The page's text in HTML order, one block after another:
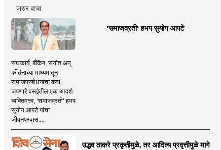
जरुर वाचा
'समाजव्रती' हभप सुयोग आपटे
संघकार्य, बँकिंग, संगीत अन्
कीर्तनाच्या माध्यमातून
समाजप्रबोधनाचा वसा
जपणारे वसईतील एक आदर्श
व्यक्तिमत्त्व, 'समाजव्रती' हभप
सुयोग आपटे यांचा
जीवनप्रवास.....
उद्धव ठाकरे प्रकृतीमुळे, तर आदित्य प्रवृत्तीमुळे मागे